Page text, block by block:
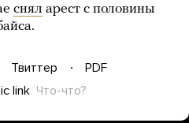
снял арест с половины
Твиттер
PDF
link Что-что?